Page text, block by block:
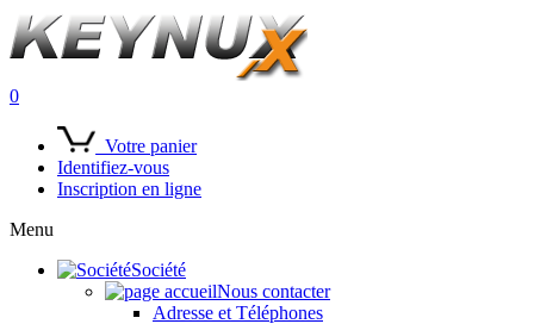
0
Votre panier
Identifiez-vous
Inscription en ligne
Menu
Société
Nous contacter
Adresse et Téléphones